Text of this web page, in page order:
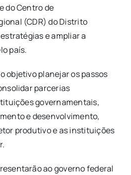
do Centro de
(CDR) do Distrito
e ampliar a
país.
objetivo planejar os passos
parcerias
governamentais,
e desenvolvimento,
produtivo e as instituições
ao governo federal